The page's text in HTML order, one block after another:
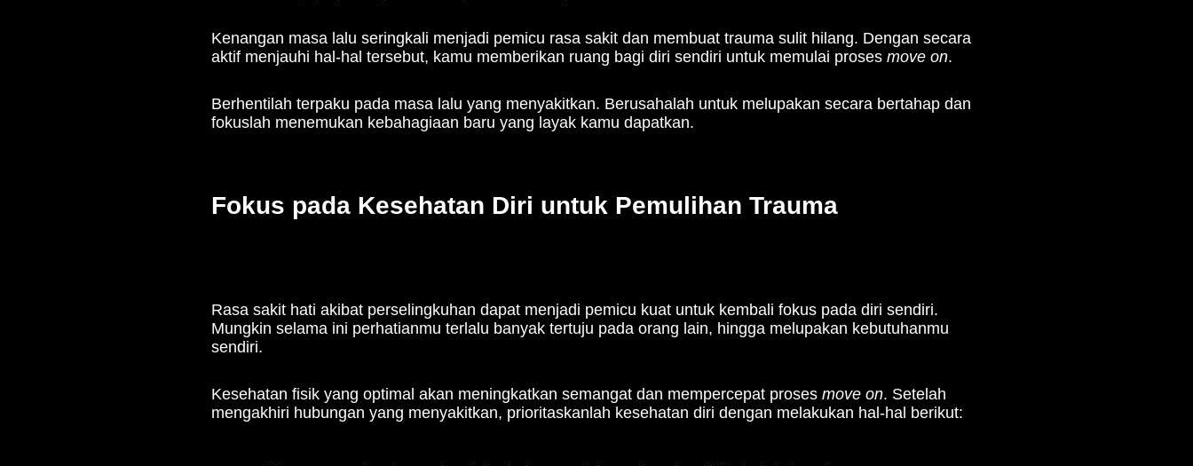
Kenangan masa lalu seringkali menjadi pemicu rasa sakit dan membuat trauma sulit hilang. Dengan secara
aktif menjauhi hal-hal tersebut, kamu memberikan ruang bagi diri sendiri untuk memulai proses move on.
Berhentilah terpaku pada masa lalu yang menyakitkan. Berusahalah untuk melupakan secara bertahap dan
fokuslah menemukan kebahagiaan baru yang layak kamu dapatkan.
Fokus pada Kesehatan Diri untuk Pemulihan Trauma